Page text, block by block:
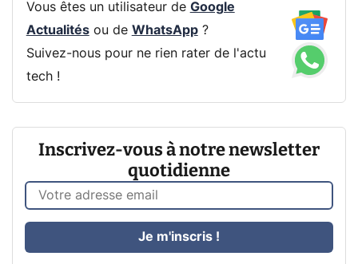
Vous êtes un utilisateur de Google
Actualitésou de WhatsApp?
Suivez-nous pour ne rien rater de l'actu
tech !
Inscrivez-vous à notre newsletter
quotidienne
Je m'inscris !